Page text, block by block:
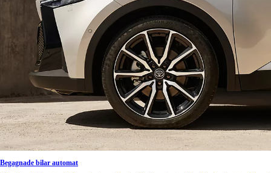
Begagnade bilar automat